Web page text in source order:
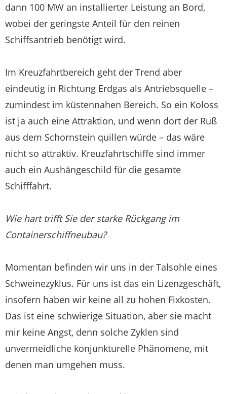
dann 100 MW an installierter Leistung an Bord,
wobei der geringste Anteil für den reinen
Schiffsantrieb benötigt wird.
Im Kreuzfahrtbereich geht der Trend aber
eindeutig in Richtung Erdgas als Antriebsquelle –
zumindest im küstennahen Bereich. So ein Koloss
ist ja auch eine Attraktion, und wenn dort der Ruß
aus dem Schornstein quillen würde – das wäre
nicht so attraktiv. Kreuzfahrtschiffe sind immer
auch ein Aushängeschild für die gesamte
Schifffahrt.
Wie hart trifft Sie der starke Rückgang im
Containerschiffneubau?
Momentan befinden wir uns in der Talsohle eines
Schweinezyklus. Für uns ist das ein Lizenzgeschäft,
insofern haben wir keine all zu hohen Fixkosten.
Das ist eine schwierige Situation, aber sie macht
mir keine Angst, denn solche Zyklen sind
unvermeidliche konjunkturelle Phänomene, mit
denen man umgehen muss.